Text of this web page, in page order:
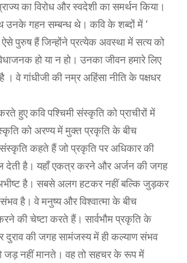
का विरोध और स्वदेशी का समर्थन किया।
उनके गहन सम्बन्ध थे। कवि के शब्दों में ‘
ऐसे पुरुष हैं जिन्होंने प्रत्येक अवस्था में सत्य को
हो या न हो। उनका जीवन हमारे लिए
। वे गांधीजी की नम्र अहिंसा नीति के पक्षधर
हुए कवि पश्चिमी संस्कृति को प्राचीरों में
को अरण्य में मुक्त प्रकृति के बीच
संस्कृति कहते हैं जो प्रकृति पर अधिकार की
देती है। यहाँ एकत्र करने और अर्जन की जगह
है। सबसे अलग हटकर नहीं बल्कि जुड़कर
है। वे मनुष्य और विश्वात्मा के बीच
की चेष्टा करते हैं। सार्वभौम प्रकृति के
दुराव की जगह सामंजस्य में ही कल्याण संभव
जड़ नहीं मानते। वह तो सहचर के रूप में